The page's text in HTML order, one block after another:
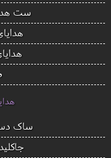
ست
ساک